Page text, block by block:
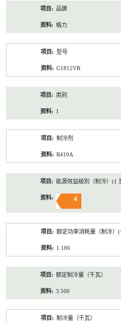
品牌
格力
型号
G1812VR
类别
1
制冷剂
R410A
能源效益級別（制冷）(1
4
额定功率消耗量（制冷）(
1.186
额定制冷量（千瓦）
3.500
制冷量（千瓦）